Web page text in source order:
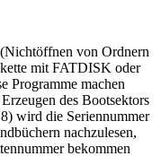
von Ordnern
mit FATDISK oder
Programme machen
des Bootsektors
wird die Seriennummer
nachzulesen,
bekommen